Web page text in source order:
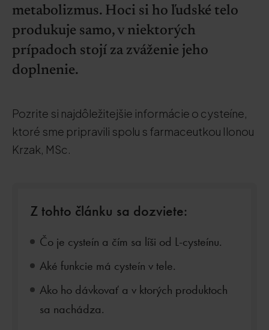
metabolizmus. Hoci si ho ľudské telo
produkuje samo, v niektorých
prípadoch stojí za zváženie jeho
doplnenie.
Pozrite si najdôležitejšie informácie o cysteíne,
ktoré sme pripravili spolu s farmaceutkou Ilonou
Krzak, MSc.
Z tohto článku sa dozviete:
Čo je cysteín a čím sa líši od L-cysteínu.
Aké funkcie má cysteín v tele.
Ako ho dávkovať a v ktorých produktoch
sa nachádza.